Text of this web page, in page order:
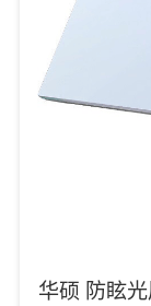
华硕 防眩